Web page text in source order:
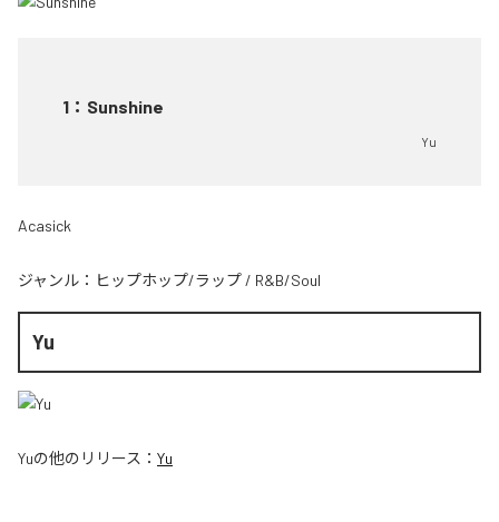
1 ： Sunshine
Yu
Acasick
ジャンル： ヒップホップ/ラップ / R&B/Soul
Yu
Yuの他のリリース： Yu